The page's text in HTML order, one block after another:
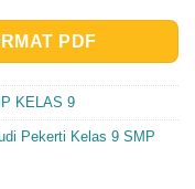
PDF
KELAS 9
Pekerti Kelas 9 SMP